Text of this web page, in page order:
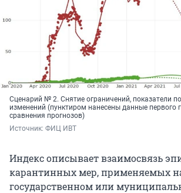
Сценарий № 2. Снятие ограничений, показатели
изменений (пунктиром нанесены данные первого
сравнения прогнозов)
Источник: ФИЦ ИВТ
Индекс описывает взаимосвязь
карантинных мер, применяемых
государственном или